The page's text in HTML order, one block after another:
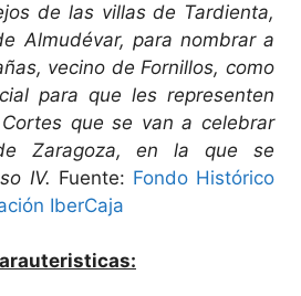
de las villas de Tardienta,
Almudévar, para nombrar a
vecino de Fornillos, como
para que les representen
que se van a celebrar
Zaragoza, en la que se
IV. Fuente: Fondo Histórico
IberCaja